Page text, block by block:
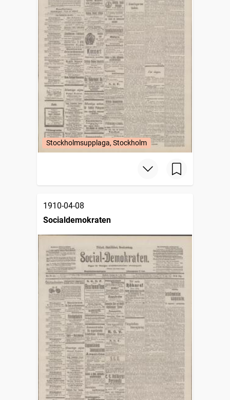
Stockholmsupplaga, Stockholm
1910-04-08
Socialdemokraten